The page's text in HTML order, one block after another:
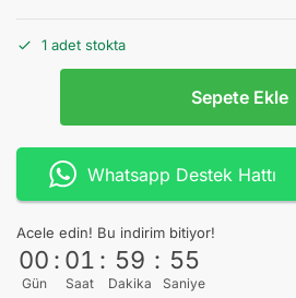
1 adet stokta
Sepete Ekle
Whatsapp Destek Hattı
Acele edin! Bu indirim bitiyor!
00
Gün
: 01
Saat
: 59
Dakika
: 55
Saniye